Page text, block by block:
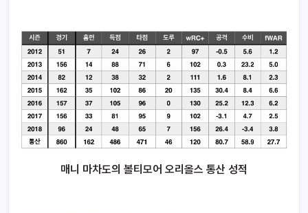
매니 마차도의 볼티모어 오리올스 통산 성적